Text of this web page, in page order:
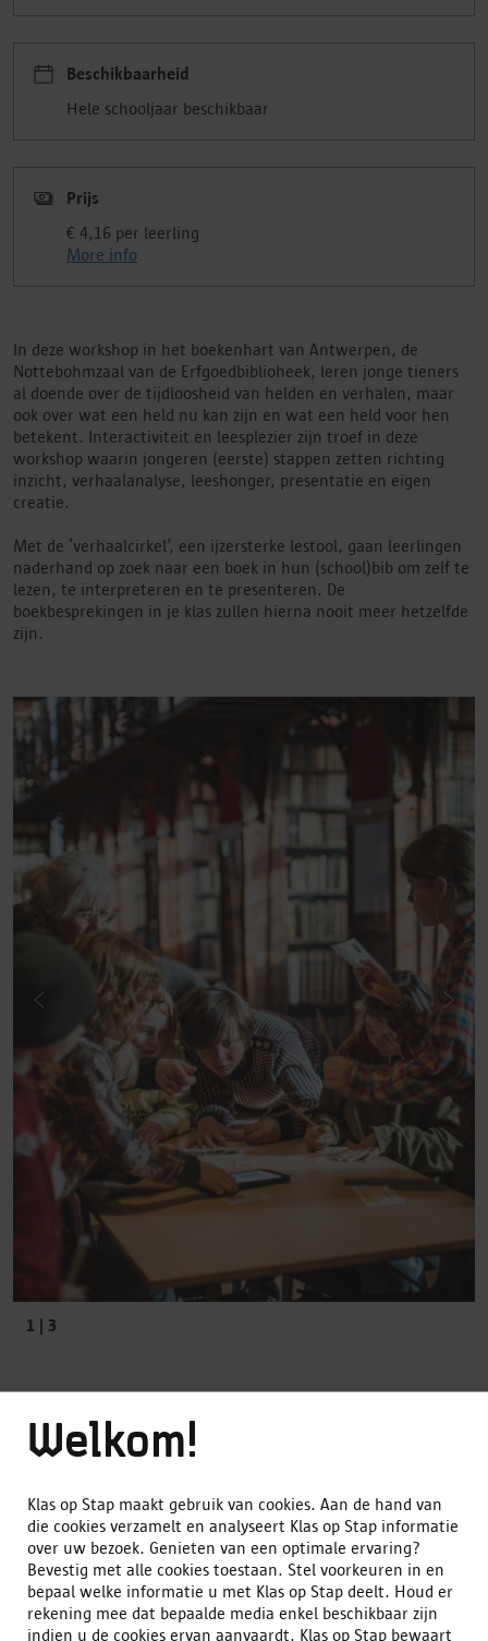
Welkom!
Klas op Stap maakt gebruik van cookies. Aan de hand van
die cookies verzamelt en analyseert Klas op Stap informatie
over uw bezoek. Genieten van een optimale ervaring?
Bevestig met alle cookies toestaan. Stel voorkeuren in en
bepaal welke informatie u met Klas op Stap deelt. Houd er
rekening mee dat bepaalde media enkel beschikbaar zijn
indien u de cookies ervan aanvaardt. Klas op Stap bewaart
Beschikbaarheid
Hele schooljaar beschikbaar
Prijs
€ 4,16 per leerling
More info
In deze workshop in het boekenhart van Antwerpen, de
Nottebohmzaal van de Erfgoedbiblioheek, leren jonge tieners
al doende over de tijdloosheid van helden en verhalen, maar
ook over wat een held nu kan zijn en wat een held voor hen
betekent. Interactiviteit en leesplezier zijn troef in deze
workshop waarin jongeren (eerste) stappen zetten richting
inzicht, verhaalanalyse, leeshonger, presentatie en eigen
creatie.
Met de ‘verhaalcirkel’, een ijzersterke lestool, gaan leerlingen
naderhand op zoek naar een boek in hun (school)bib om zelf te
lezen, te interpreteren en te presenteren. De
boekbesprekingen in je klas zullen hierna nooit meer hetzelfde
zijn.
Previous
image
Next
1 | 3
Meer info over de groepsgrootte
Maximum 25 leerlingen per groep.
Meer informatie over de prijs
100 euro per workshop, alles inclusief.
Meer informatie over de inhoud
Met ‘Cirkelhelden’ zetten we ons in voor
Verloop van de activiteit